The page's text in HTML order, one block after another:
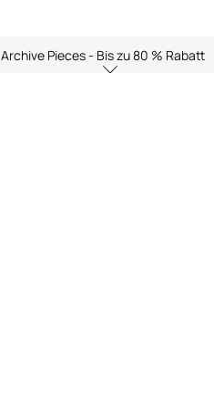
Archive Pieces - Bis zu 80 % Rabatt